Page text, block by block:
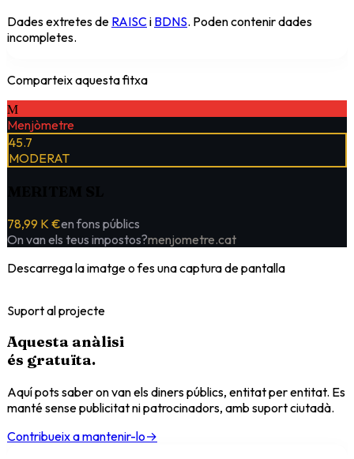
Dades extretes de RAISCi BDNS. Poden contenir dades
incompletes.
Comparteix aquesta fitxa
M
Menjòmetre
45.7
MODERAT
78,99 K €en fons públics
On van els teus impostos?menjometre.cat
Descarrega la imatge o fes una captura de pantalla
Suport al projecte
Aquesta anàlisi
és gratuïta.
Aquí pots saber on van els diners públics, entitat per entitat. Es
manté sense publicitat ni patrocinadors, amb suport ciutadà.
Contribueix a mantenir-lo→